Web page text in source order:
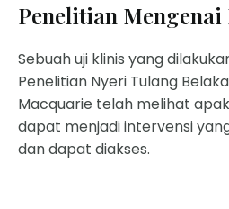
Penelitian
Sebuah uji klinis yang
Penelitian Nyeri Tulang
Macquarie telah melihat
dapat menjadi intervensi
dan dapat diakses.